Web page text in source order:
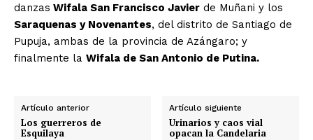
danzas Wifala San Francisco Javier de Muñani y los
Saraquenas y Novenantes, del distrito de Santiago de
Pupuja, ambas de la provincia de Azángaro; y
finalmente la Wifala de San Antonio de Putina.
Artículo anterior
Los guerreros de
Esquilaya
Artículo siguiente
Urinarios y caos vial
opacan la Candelaria